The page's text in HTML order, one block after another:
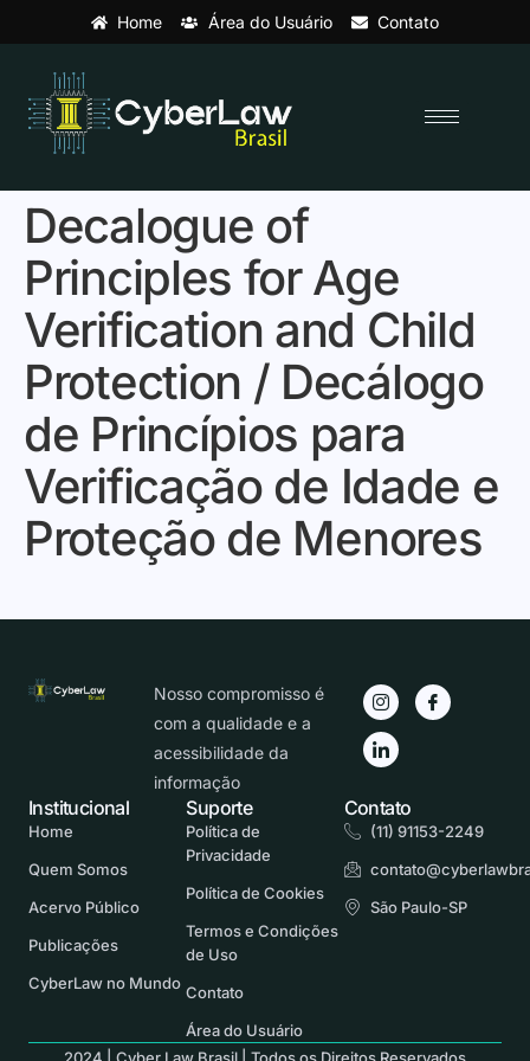
Home Área do Usuário Contato
Decalogue of
Principles for Age
Verification and Child
Protection / Decálogo
de Princípios para
Verificação de Idade e
Proteção de Menores
Nosso compromisso é
com a qualidade e a
acessibilidade da
informação
Suporte
Política de
Privacidade
Política de Cookies
Termos e Condições
de Uso
Contato
Área do Usuário
Contato
(11) 91153-2249
São Paulo-SP
Institucional
Home
Quem Somos
Acervo Público
Publicações
CyberLaw no Mundo
2024 | Cyber Law Brasil | Todos os Direitos Reservados